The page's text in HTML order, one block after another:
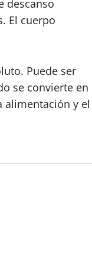
descanso
El cuerpo
Puede ser
se convierte en
alimentación y el